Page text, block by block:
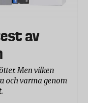
av
Men vilken
och varma genom